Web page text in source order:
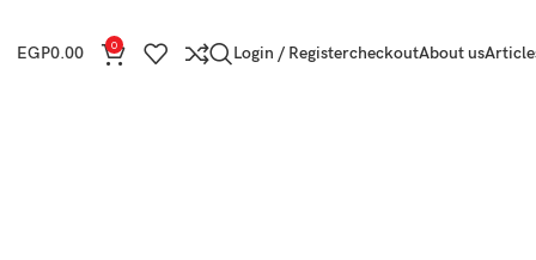
About us
checkout
Login / Register
0
EGP0.00